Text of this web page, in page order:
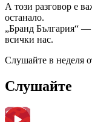
А този разговор е
останало.
„Бранд България“ —
всички нас.
Слушайте в неделя
Слушайте